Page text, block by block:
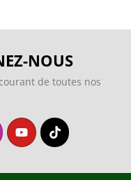
NOUS
de toutes nos